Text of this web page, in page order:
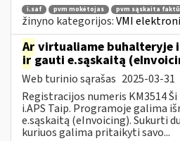
i.saf pvm mokėtojas pvm sąskaita
žinyno kategorijos:VMI
Ar virtualiame buhalteryje
irgauti e.sąskaitą
Web turinio sąrašas 2025-03-31
Registracijos numeris KM3514
i.APS Taip. Programoje galima
e.sąskaitą (eInvoicing). Sukurti
kuriuos galima pritaikyti savo...